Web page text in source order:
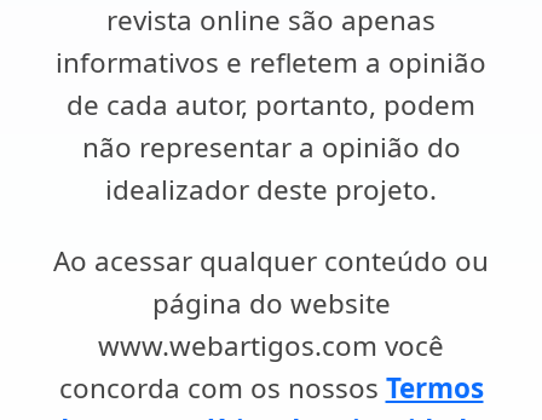
revista online são apenas
informativos e refletem a opinião
de cada autor, portanto, podem
não representar a opinião do
idealizador deste projeto.
Ao acessar qualquer conteúdo ou
página do website
www.webartigos.com você
concorda com os nossos Termos